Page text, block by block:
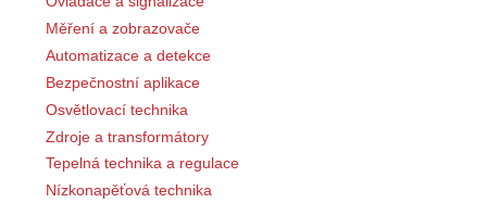
Měření a zobrazovače
Automatizace a detekce
Bezpečnostní aplikace
Osvětlovací technika
Zdroje a transformátory
Tepelná technika a regulace
Nízkonapěťová technika